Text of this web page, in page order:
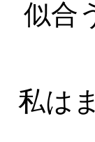
似合
私は